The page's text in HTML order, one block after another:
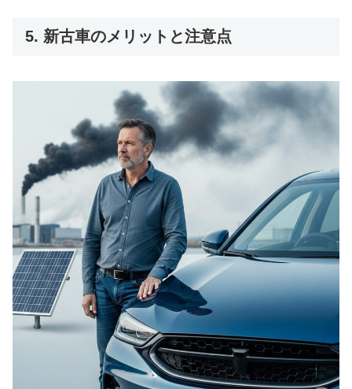
5. 新古車のメリットと注意点